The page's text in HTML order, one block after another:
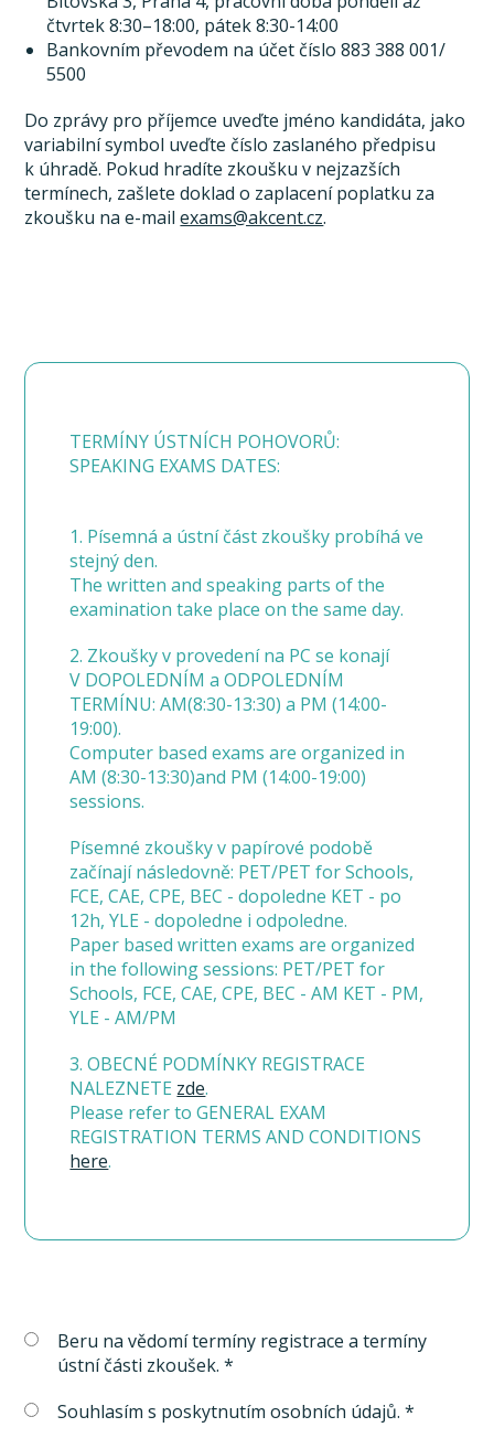
čtvrtek 8:30–18:00, pátek 8:30-14:00
Bankovním převodem na účet číslo 883 388 001/
5500
Do zprávy pro příjemce uveďte jméno kandidáta, jako
variabilní symbol uveďte číslo zaslaného předpisu
k úhradě. Pokud hradíte zkoušku v nejzazších
termínech, zašlete doklad o zaplacení poplatku za
zkoušku na e-mailexams@akcent.cz.
TERMÍNY ÚSTNÍCH POHOVORŮ:
SPEAKING EXAMS DATES:
1. Písemná a ústní část zkoušky probíhá ve
stejný den.
The written and speaking parts of the
examination take place on the same day.
2. Zkoušky v provedení na PC se konají
V DOPOLEDNÍM a ODPOLEDNÍM
TERMÍNU: AM(8:30-13:30) a PM (14:00-
19:00).
Computer based exams are organized in
AM (8:30-13:30)and PM (14:00-19:00)
sessions.
Písemné zkoušky v papírové podobě
začínají následovně: PET/PET for Schools,
FCE, CAE, CPE, BEC - dopoledne KET - po
12h, YLE - dopoledne i odpoledne.
Paper based written exams are organized
in the following sessions: PET/PET for
Schools, FCE, CAE, CPE, BEC - AM KET - PM,
YLE - AM/PM
3. OBECNÉ PODMÍNKY REGISTRACE
NALEZNETE zde.
Please refer to GENERAL EXAM
REGISTRATION TERMS AND CONDITIONS
here.
Beru na vědomí termíny registrace a termíny
ústní části zkoušek. *
Souhlasím s poskytnutím osobních údajů. *